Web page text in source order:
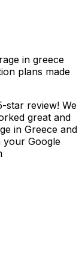
in greece
plans made
star review! We
great and
in Greece and
Google